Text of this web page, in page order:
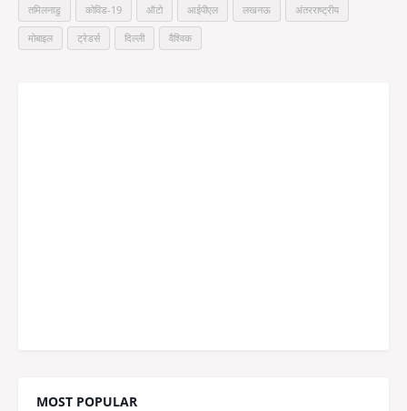
तमिलनाडु कोविड-19 ऑटो आईपीएल लखनऊ अंतरराष्ट्रीय
मोबाइल ट्रेडर्स दिल्ली वैश्विक
MOST POPULAR